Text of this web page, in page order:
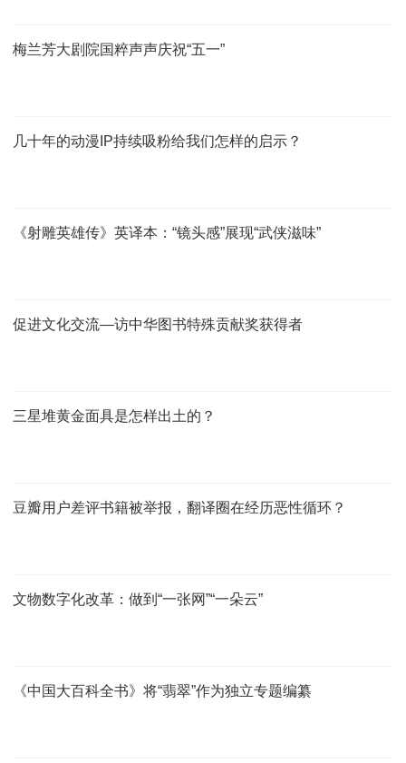
梅兰芳大剧院国粹声声庆祝“五一”
几十年的动漫IP持续吸粉给我们怎样的启示？
《射雕英雄传》英译本：“镜头感”展现“武侠滋味”
促进文化交流—访中华图书特殊贡献奖获得者
三星堆黄金面具是怎样出土的？
豆瓣用户差评书籍被举报，翻译圈在经历恶性循环？
文物数字化改革：做到“一张网”“一朵云”
《中国大百科全书》将“翡翠”作为独立专题编纂